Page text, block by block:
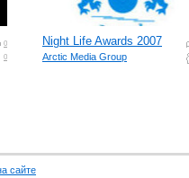
0
0
Night Life Awards 2007
Arctic Media Group
сайте